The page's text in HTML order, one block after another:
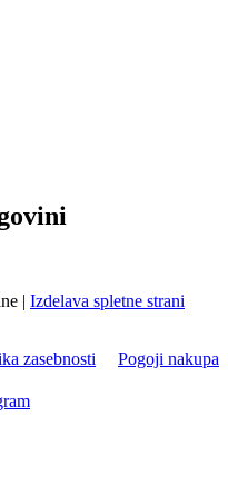
| Izdelava spletne strani
zasebnosti Pogoji nakupa